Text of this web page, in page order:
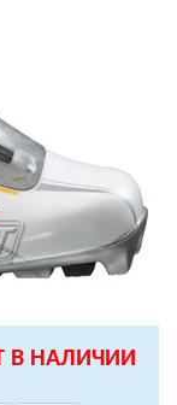
В НАЛИЧИИ